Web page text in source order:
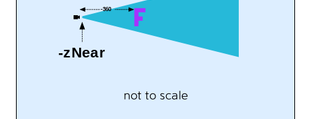
not to scale